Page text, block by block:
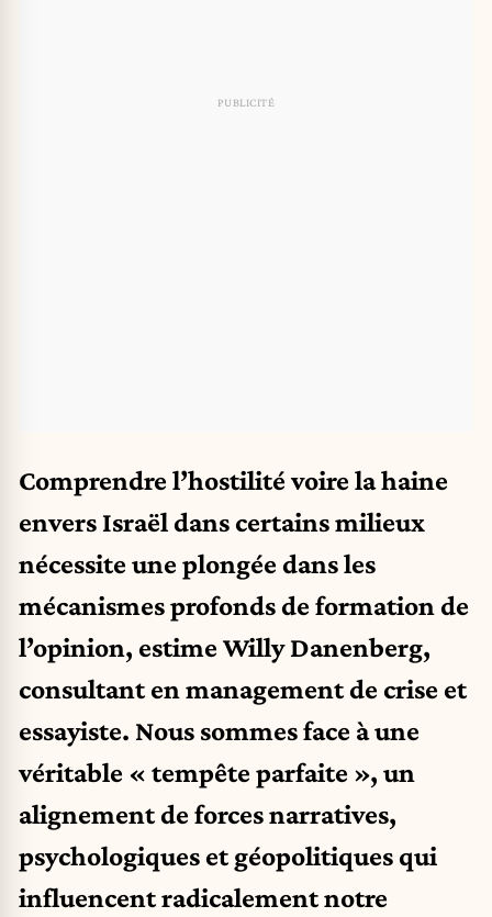
Comprendre l’hostilité voire la haine
envers Israël dans certains milieux
nécessite une plongée dans les
mécanismes profonds de formation de
l’opinion, estime Willy Danenberg,
consultant en management de crise et
essayiste. Nous sommes face à une
véritable « tempête parfaite », un
alignement de forces narratives,
psychologiques et géopolitiques qui
influencent radicalement notre